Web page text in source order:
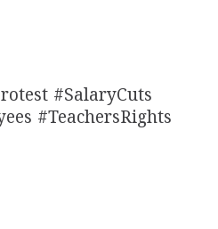
#SalaryCuts
#TeachersRights